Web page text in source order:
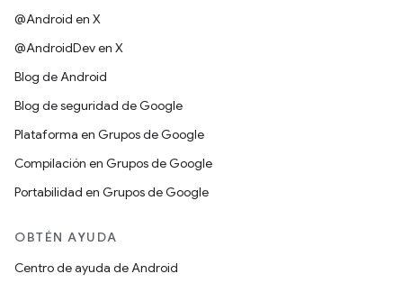
@Android en X
@AndroidDev en X
Blog de Android
Blog de seguridad de Google
Plataforma en Grupos de Google
Compilación en Grupos de Google
Portabilidad en Grupos de Google
OBTÉN AYUDA
Centro de ayuda de Android